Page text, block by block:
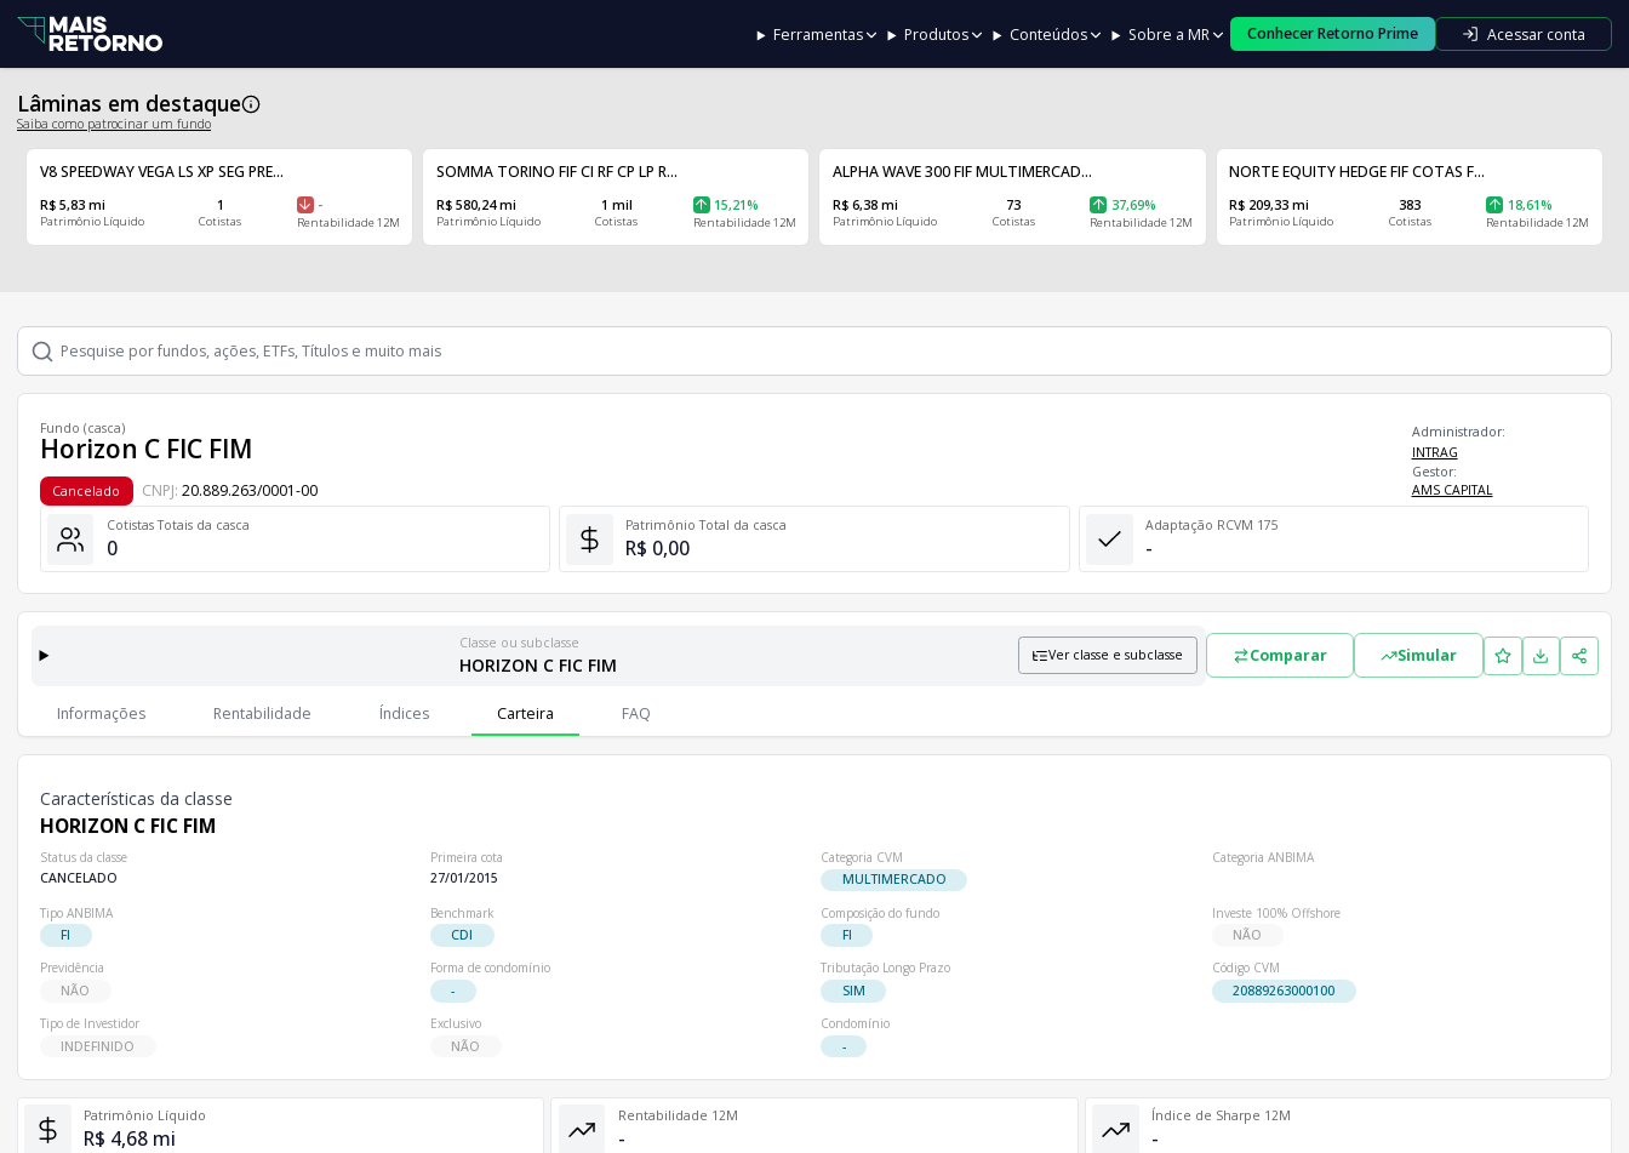
Ferramentas Produtos Conteúdos Sobre a MR Conhecer Retorno Prime Acessar conta
Lâminas em destaque
Saiba como patrocinar um fundo
V8 SPEEDWAY VEGA LS XP SEG PRE...
R$ 5,83 mi
Patrimônio Líquido
1
Cotistas
-
Rentabilidade 12M
SOMMA TORINO FIF CI RF CP LP R...
R$ 580,24 mi
Patrimônio Líquido
1 mil
Cotistas
15,21%
Rentabilidade 12M
ALPHA WAVE 300 FIF MULTIMERCAD...
R$ 6,38 mi
Patrimônio Líquido
73
Cotistas
37,69%
Rentabilidade 12M
NORTE EQUITY HEDGE FIF COTAS F...
R$ 209,33 mi
Patrimônio Líquido
383
Cotistas
18,61%
Rentabilidade 12M
Fundo (casca)
Horizon C FIC FIM
Cancelado CNPJ: 20.889.263/0001-00
Administrador:
INTRAG
Gestor:
AMS CAPITAL
Cotistas Totais da casca
0
Patrimônio Total da casca
R$ 0,00
Adaptação RCVM 175
-
Classes e Subclasses do Fundo
Classes
Patrimônio Líquido Cotistas
Classe ou subclasse
HORIZON C FIC FIM Ver classe e subclasse Comparar Simular
Informações Rentabilidade Índices Carteira FAQ
Características da classe
HORIZON C FIC FIM
Status da classe
CANCELADO
Primeira cota
27/01/2015
Categoria CVM
MULTIMERCADO
Categoria ANBIMA
Tipo ANBIMA
FI
Benchmark
CDI
Composição do fundo
FI
Investe 100% Offshore
NÃO
Previdência
NÃO
Forma de condomínio
-
Tributação Longo Prazo
SIM
Código CVM
20889263000100
Tipo de Investidor
INDEFINIDO
Exclusivo
NÃO
Condomínio
-
Patrimônio Líquido
R$ 4,68 mi
Rentabilidade 12M
-
Índice de Sharpe 12M
-